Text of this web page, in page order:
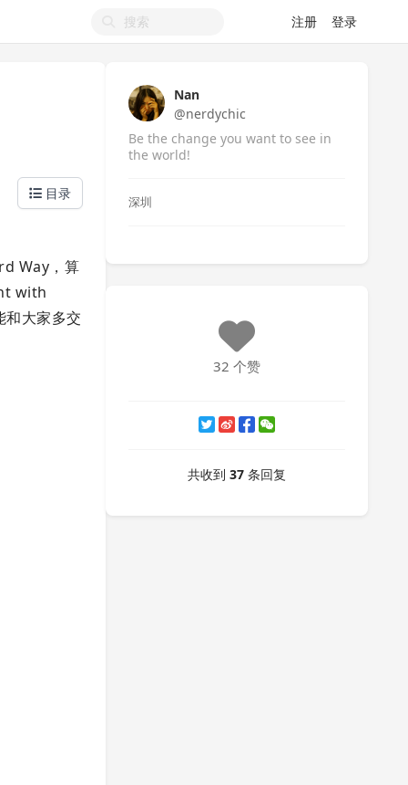
注册 登录
目录
Way，算
with
大家多交
Nan
@nerdychic
Be the change you want to see in
the world!
深圳
32 个赞
共收到 37 条回复